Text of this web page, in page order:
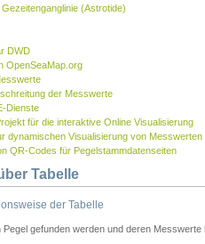
(Astrotide)
DWD
OpenSeaMap.org
der Messwerte
Dienste
für die interaktive Online Visualisierung
dynamischen Visualisierung von Messwerten
QR-Codes für Pegelstammdatenseiten
Tabelle
der Tabelle
Pegel gefunden werden und deren